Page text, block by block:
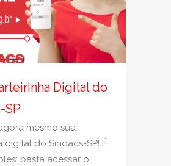
Digital do
SP
mesmo sua
digital do Sindacs-SP! É
basta acessar o